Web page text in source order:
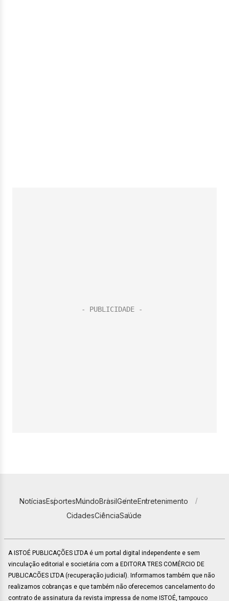
NotíciasEsportesMundoBrasilGenteEntretenimento
CidadesCiênciaSaúde
A ISTOÉ PUBLICAÇÕES LTDA é um portal digital independente e sem
vinculação editorial e societária com a EDITORA TRES COMÉRCIO DE
PUBLICACÕES LTDA (recuperação judicial). Informamos também que não
realizamos cobranças e que também não oferecemos cancelamento do
contrato de assinatura da revista impressa de nome ISTOÉ, tampouco